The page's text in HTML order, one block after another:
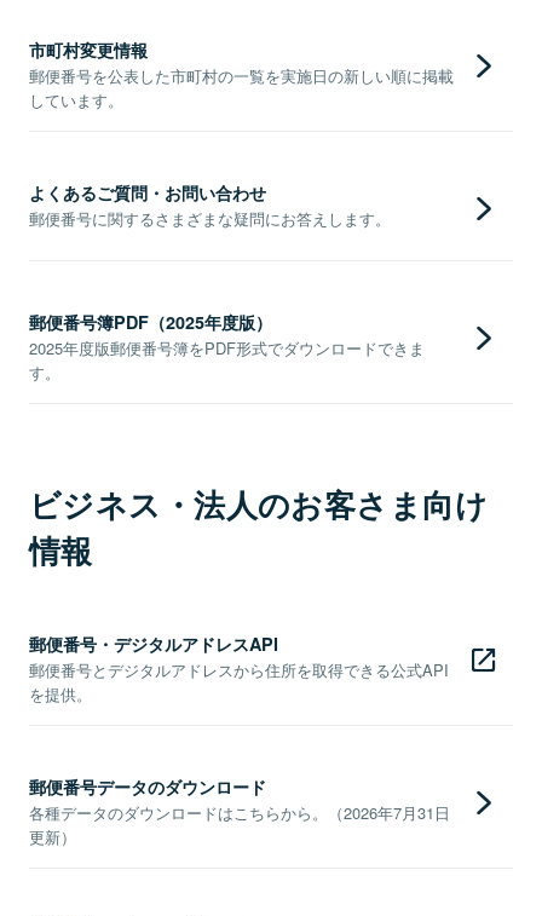
市町村変更情報
郵便番号を公表した市町村の一覧を実施日の新しい順に掲載
しています。
よくあるご質問・お問い合わせ
郵便番号に関するさまざまな疑問にお答えします。
郵便番号簿PDF（2025年度版）
2025年度版郵便番号簿をPDF形式でダウンロードできま
す。
ビジネス・法人のお客さま向け
情報
郵便番号・デジタルアドレスAPI
郵便番号とデジタルアドレスから住所を取得できる公式API
を提供。
郵便番号データのダウンロード
各種データのダウンロードはこちらから。（2026年7月31日
更新）